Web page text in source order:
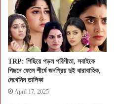
TRP: পিছিয়ে পড়ল পরিণীতা, সবাইকে
পিছনে ফেলে শীর্ষে জনপ্রিয় দুই ধারাবাহিক,
দেখেনিন তালিকা
April 17, 2025